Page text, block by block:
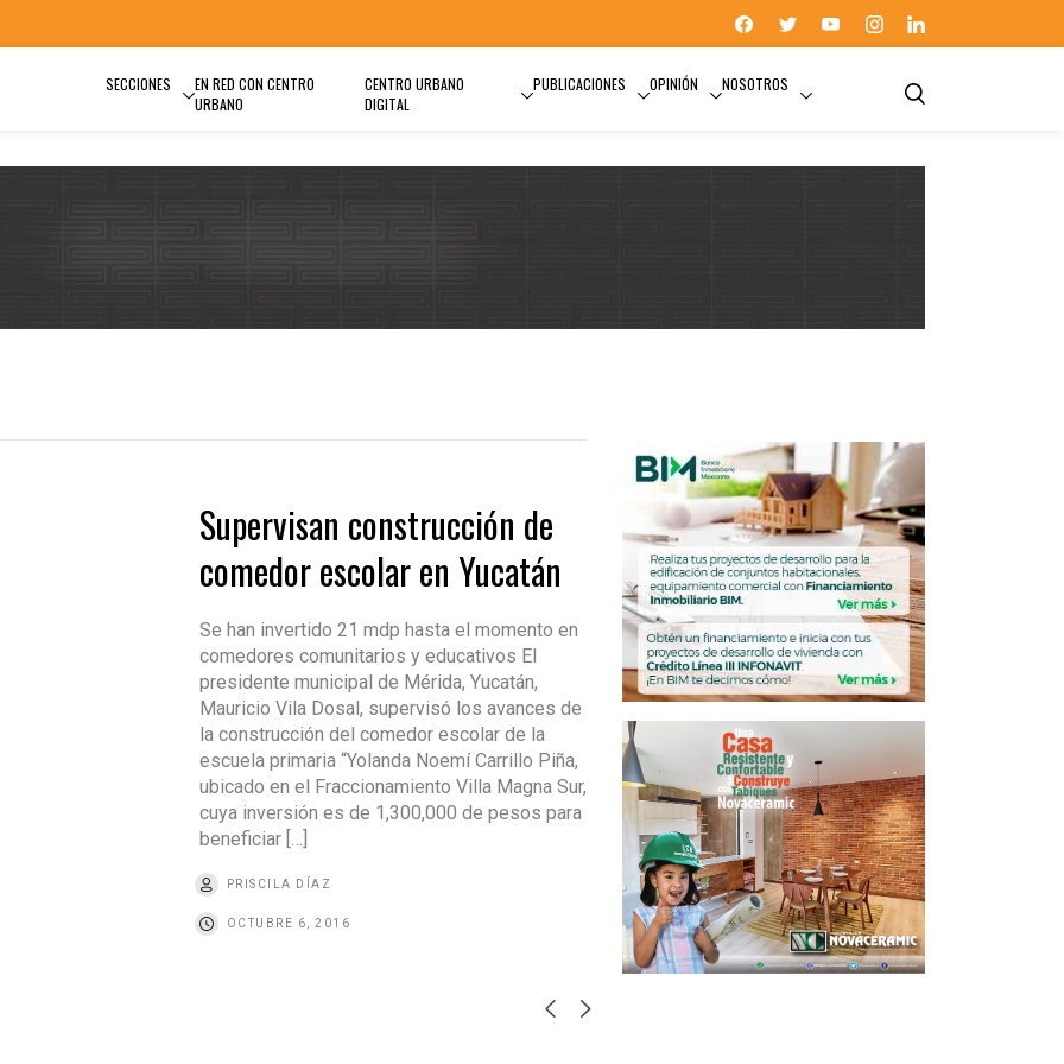
SECCIONES
EN RED CON CENTRO
URBANO
CENTRO URBANO
DIGITAL
PUBLICACIONES OPINIÓN NOSOTROS
Supervisan construcción de
comedor escolar en Yucatán
Se han invertido 21 mdp hasta el momento en
comedores comunitarios y educativos El
presidente municipal de Mérida, Yucatán,
Mauricio Vila Dosal, supervisó los avances de
la construcción del comedor escolar de la
escuela primaria “Yolanda Noemí Carrillo Piña,
ubicado en el Fraccionamiento Villa Magna Sur,
cuya inversión es de 1,300,000 de pesos para
beneficiar […]
PRISCILA DÍAZ
OCTUBRE 6, 2016